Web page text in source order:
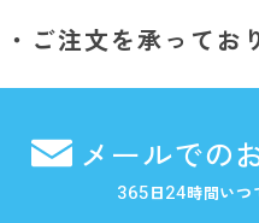
ご注文を承ってお
メールでの
365日24時間いつ